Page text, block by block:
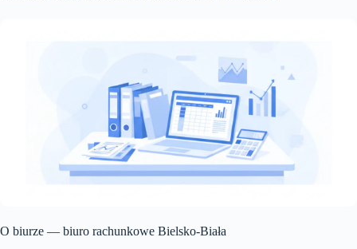
O biurze — biuro rachunkowe Bielsko-Biała